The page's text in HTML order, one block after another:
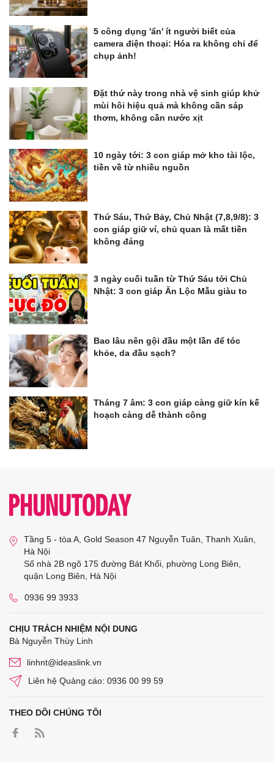
5 công dụng 'ẩn' ít người biết của
camera điện thoại: Hóa ra không chỉ để
chụp ảnh!
Đặt thứ này trong nhà vệ sinh giúp khử
mùi hôi hiệu quả mà không cần sáp
thơm, không cần nước xịt
10 ngày tới: 3 con giáp mở kho tài lộc,
tiền về từ nhiều nguồn
Thứ Sáu, Thứ Bảy, Chủ Nhật (7,8,9/8): 3
con giáp giữ ví, chủ quan là mất tiền
không đáng
3 ngày cuối tuần từ Thứ Sáu tới Chủ
Nhật: 3 con giáp Ăn Lộc Mẫu giàu to
Bao lâu nên gội đầu một lần để tóc
khỏe, da đầu sạch?
Tháng 7 âm: 3 con giáp càng giữ kín kế
hoạch càng dễ thành công
Tầng 5 - tòa A, Gold Season 47 Nguyễn Tuân, Thanh Xuân,
Hà Nội
Số nhà 2B ngõ 175 đường Bát Khối, phường Long Biên,
quận Long Biên, Hà Nội
0936 99 3933
CHỊU TRÁCH NHIỆM NỘI DUNG
Bà Nguyễn Thùy Linh
linhnt@ideaslink.vn
Liên hệ Quảng cáo: 0936 00 99 59
THEO DÕI CHÚNG TÔI